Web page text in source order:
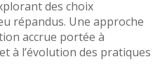
des choix
répandus. Une approche
accrue portée à
à l’évolution des pratiques